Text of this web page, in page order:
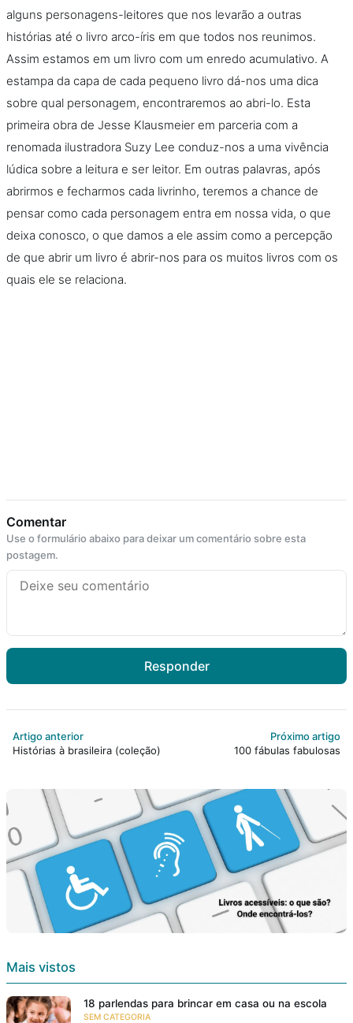
alguns personagens-leitores que nos levarão a outras
histórias até o livro arco-íris em que todos nos reunimos.
Assim estamos em um livro com um enredo acumulativo. A
estampa da capa de cada pequeno livro dá-nos uma dica
sobre qual personagem, encontraremos ao abri-lo. Esta
primeira obra de Jesse Klausmeier em parceria com a
renomada ilustradora Suzy Lee conduz-nos a uma vivência
lúdica sobre a leitura e ser leitor. Em outras palavras, após
abrirmos e fecharmos cada livrinho, teremos a chance de
pensar como cada personagem entra em nossa vida, o que
deixa conosco, o que damos a ele assim como a percepção
de que abrir um livro é abrir-nos para os muitos livros com os
quais ele se relaciona.
Comentar
Use o formulário abaixo para deixar um comentário sobre esta
postagem.
Responder
Artigo anterior
Histórias à brasileira (coleção)
Próximo artigo
100 fábulas fabulosas
Mais vistos
18 parlendas para brincar em casa ou na escola
SEM CATEGORIA